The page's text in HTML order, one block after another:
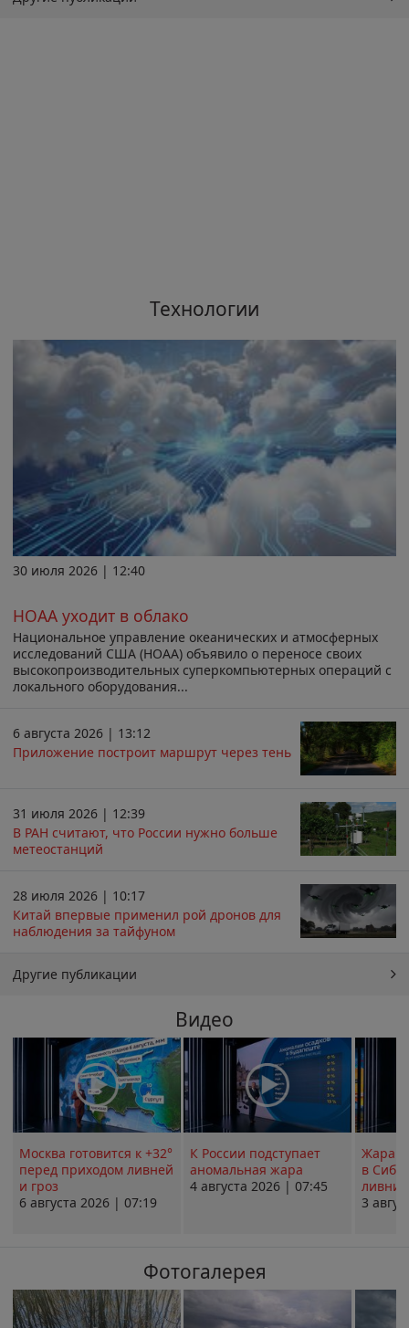
Технологии
30 июля 2026 | 12:40
НОАА уходит в облако
Национальное управление океанических и атмосферных
исследований США (НОАА) объявило о переносе своих
высокопроизводительных суперкомпьютерных операций с
локального оборудования...
6 августа 2026 | 13:12
Приложение построит маршрут через тень
31 июля 2026 | 12:39
В РАН считают, что России нужно больше
метеостанций
28 июля 2026 | 10:17
Китай впервые применил рой дронов для
наблюдения за тайфуном
Другие публикации
Видео
Москва готовится к +32°
перед приходом ливней
и гроз
6 августа 2026 | 07:19
К России подступает
аномальная жара
4 августа 2026 | 07:45
Жара в
в
ливни
3
Фотогалерея